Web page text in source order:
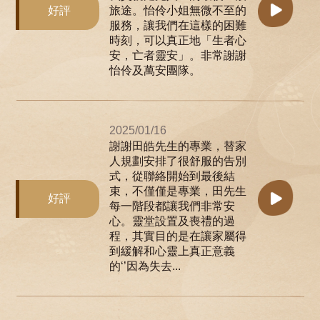
好評
旅途。怡伶小姐無微不至的
服務，讓我們在這樣的困難
時刻，可以真正地「生者心
安，亡者靈安」。非常謝謝
怡伶及萬安團隊。
好評
2025/01/16
謝謝田皓先生的專業，替家
人規劃安排了很舒服的告別
式，從聯絡開始到最後結
束，不僅僅是專業，田先生
每一階段都讓我們非常安
心。靈堂設置及喪禮的過
程，其實目的是在讓家屬得
到緩解和心靈上真正意義
的‘’因為失去...